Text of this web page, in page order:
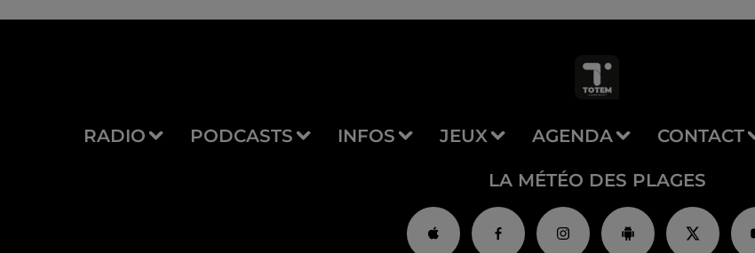
RADIO PODCASTS INFOS JEUX AGENDA CONTACT
LA MÉTÉO DES PLAGES